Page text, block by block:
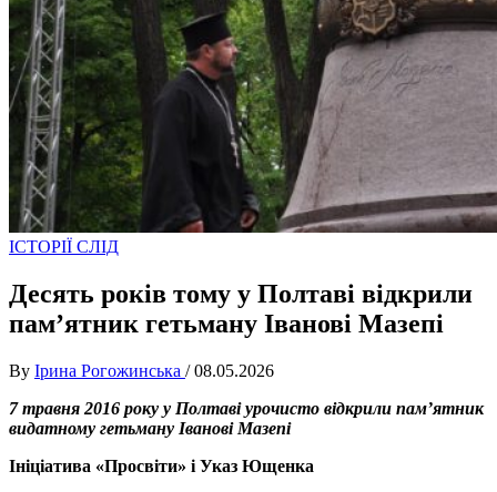
ІСТОРІЇ СЛІД
Десять років тому у Полтаві відкрили
пам’ятник гетьману Іванові Мазепі
By Ірина Рогожинська / 08.05.2026
7 травня 2016 року у Полтаві урочисто відкрили пам’ятник
видатному гетьману Іванові Мазепі
Ініціатива «Просвіти» і Указ Ющенка